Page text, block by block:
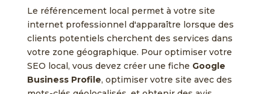
Le référencement local permet à votre site
internet professionnel d'apparaître lorsque des
clients potentiels cherchent des services dans
votre zone géographique. Pour optimiser votre
SEO local, vous devez créer une fiche Google
Business Profile, optimiser votre site avec des